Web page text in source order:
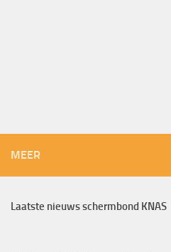
MEER
Laatste nieuws schermbond KNAS